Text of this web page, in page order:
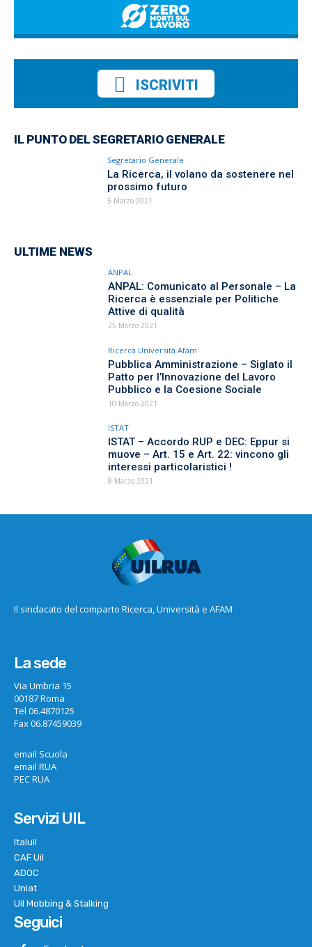
ISCRIVITI
IL PUNTO DEL SEGRETARIO GENERALE
Segretario Generale
La Ricerca, il volano da sostenere nel
prossimo futuro
5 Marzo 2021
ULTIME NEWS
ANPAL
ANPAL: Comunicato al Personale – La
Ricerca è essenziale per Politiche
Attive di qualità
25 Marzo 2021
Ricerca Università Afam
Pubblica Amministrazione – Siglato il
Patto per l’Innovazione del Lavoro
Pubblico e la Coesione Sociale
10 Marzo 2021
ISTAT
ISTAT – Accordo RUP e DEC: Eppur si
muove – Art. 15 e Art. 22: vincono gli
interessi particolaristici !
8 Marzo 2021
Il sindacato del comparto Ricerca, Università e AFAM
La sede
Via Umbria 15
00187 Roma
Tel 06.4870125
Fax 06.87459039
email Scuola
email RUA
PEC RUA
Servizi UIL
Italuil
CAF Uil
ADOC
Uniat
Uil Mobbing & Stalking
Seguici